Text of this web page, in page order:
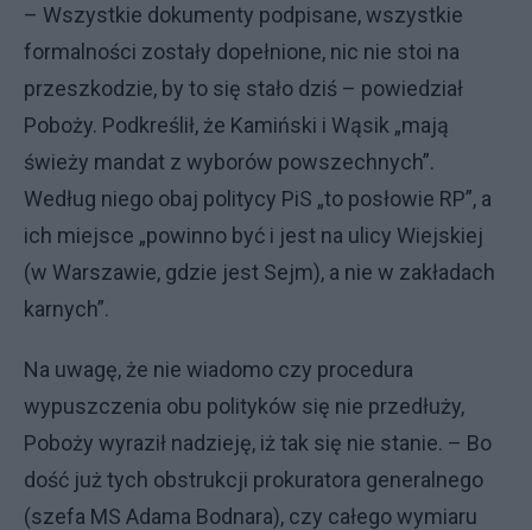
– Wszystkie dokumenty podpisane, wszystkie
formalności zostały dopełnione, nic nie stoi na
przeszkodzie, by to się stało dziś – powiedział
Poboży. Podkreślił, że Kamiński i Wąsik „mają
świeży mandat z wyborów powszechnych”.
Według niego obaj politycy PiS „to posłowie RP”, a
ich miejsce „powinno być i jest na ulicy Wiejskiej
(w Warszawie, gdzie jest Sejm), a nie w zakładach
karnych”.
Na uwagę, że nie wiadomo czy procedura
wypuszczenia obu polityków się nie przedłuży,
Poboży wyraził nadzieję, iż tak się nie stanie. – Bo
dość już tych obstrukcji prokuratora generalnego
(szefa MS Adama Bodnara), czy całego wymiaru